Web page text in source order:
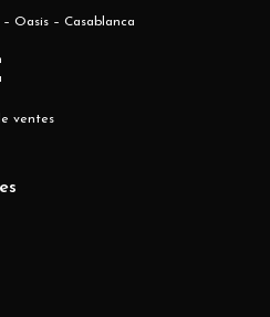
– Oasis – Casablanca
ventes